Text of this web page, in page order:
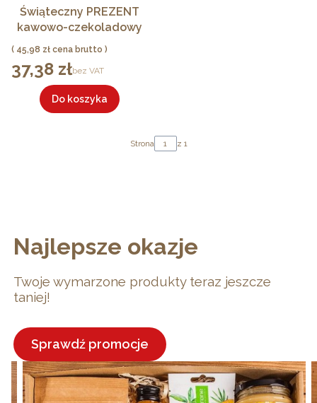
Świąteczny PREZENT
kawowo-czekoladowy
dla mężczyzny syrop i
Cena
45,98 zł
Cena
37,38 złbez VAT
Do koszyka
Strona z 1
Najlepsze okazje
Twoje wymarzone produkty teraz jeszcze
taniej!
Sprawdź promocje